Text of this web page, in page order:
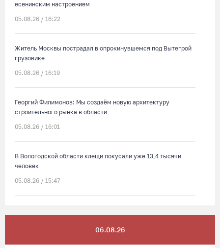
есенинским настроением
05.08.26 / 16:22
Житель Москвы пострадал в опрокинувшемся под Вытегрой
грузовике
05.08.26 / 16:19
Георгий Филимонов: Мы создаём новую архитектуру
строительного рынка в области
05.08.26 / 16:01
В Вологодской области клещи покусали уже 13,4 тысячи
человек
05.08.26 / 15:47
06.08.26